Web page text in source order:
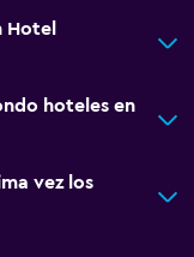
Hotel
hoteles en
vez los